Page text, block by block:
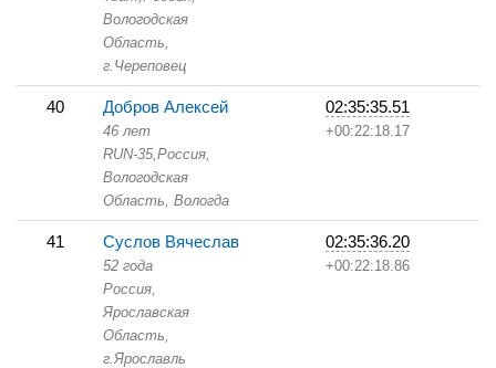
Вологодская
Область,
г.Череповец
40 Добров Алексей
46 лет
RUN-35,Россия,
Вологодская
Область, Вологда
02:35:35.51
+00:22:18.17
41 Суслов Вячеслав
52 года
Россия,
Ярославская
Область,
г.Ярославль
02:35:36.20
+00:22:18.86